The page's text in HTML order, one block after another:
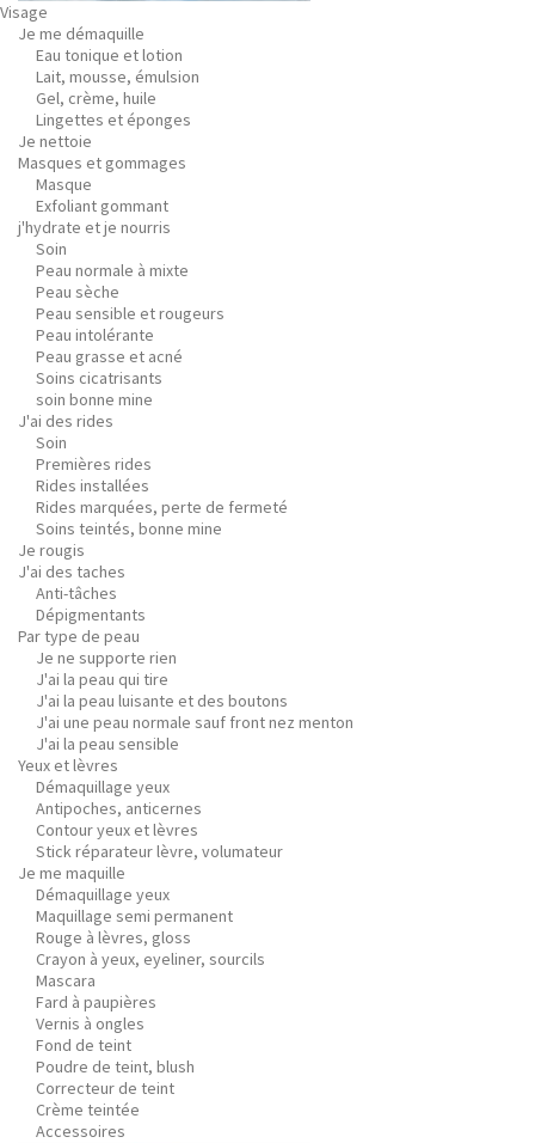
Visage
Je me démaquille
Eau tonique et lotion
Lait, mousse, émulsion
Gel, crème, huile
Lingettes et éponges
Je nettoie
Masques et gommages
Masque
Exfoliant gommant
j'hydrate et je nourris
Soin
Peau normale à mixte
Peau sèche
Peau sensible et rougeurs
Peau intolérante
Peau grasse et acné
Soins cicatrisants
soin bonne mine
J'ai des rides
Soin
Premières rides
Rides installées
Rides marquées, perte de fermeté
Soins teintés, bonne mine
Je rougis
J'ai des taches
Anti-tâches
Dépigmentants
Par type de peau
Je ne supporte rien
J'ai la peau qui tire
J'ai la peau luisante et des boutons
J'ai une peau normale sauf front nez menton
J'ai la peau sensible
Yeux et lèvres
Démaquillage yeux
Antipoches, anticernes
Contour yeux et lèvres
Stick réparateur lèvre, volumateur
Je me maquille
Démaquillage yeux
Maquillage semi permanent
Rouge à lèvres, gloss
Crayon à yeux, eyeliner, sourcils
Mascara
Fard à paupières
Vernis à ongles
Fond de teint
Poudre de teint, blush
Correcteur de teint
Crème teintée
Accessoires